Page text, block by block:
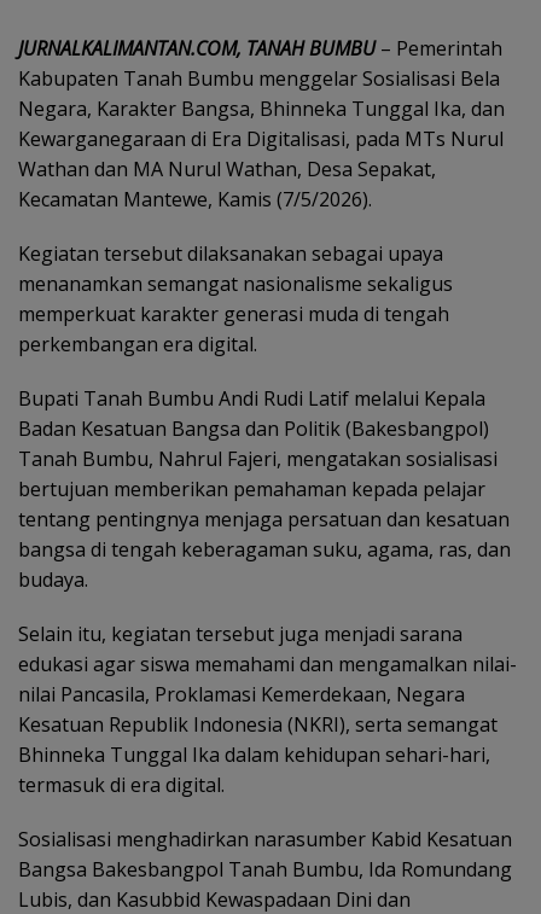
JURNALKALIMANTAN.COM, TANAH BUMBU– Pemerintah
Kabupaten Tanah Bumbu menggelar Sosialisasi Bela
Negara, Karakter Bangsa, Bhinneka Tunggal Ika, dan
Kewarganegaraan di Era Digitalisasi, pada MTs Nurul
Wathan dan MA Nurul Wathan, Desa Sepakat,
Kecamatan Mantewe, Kamis (7/5/2026).
Kegiatan tersebut dilaksanakan sebagai upaya
menanamkan semangat nasionalisme sekaligus
memperkuat karakter generasi muda di tengah
perkembangan era digital.
Bupati Tanah Bumbu Andi Rudi Latif melalui Kepala
Badan Kesatuan Bangsa dan Politik (Bakesbangpol)
Tanah Bumbu, Nahrul Fajeri, mengatakan sosialisasi
bertujuan memberikan pemahaman kepada pelajar
tentang pentingnya menjaga persatuan dan kesatuan
bangsa di tengah keberagaman suku, agama, ras, dan
budaya.
Selain itu, kegiatan tersebut juga menjadi sarana
edukasi agar siswa memahami dan mengamalkan nilai-
nilai Pancasila, Proklamasi Kemerdekaan, Negara
Kesatuan Republik Indonesia (NKRI), serta semangat
Bhinneka Tunggal Ika dalam kehidupan sehari-hari,
termasuk di era digital.
Sosialisasi menghadirkan narasumber Kabid Kesatuan
Bangsa Bakesbangpol Tanah Bumbu, Ida Romundang
Lubis, dan Kasubbid Kewaspadaan Dini dan